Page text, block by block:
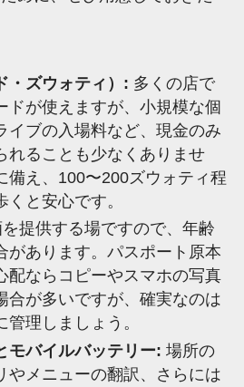
・ズウォティ）: 多くの店で
ドが使えますが、小規模な個
イブの入場料など、現金のみ
れることも少なくありませ
備え、100〜200ズウォティ程
と安心です。
提供する場ですので、年齢
があります。パスポート原本
配ならコピーやスマホの写真
合が多いですが、確実なのは
理しましょう。
モバイルバッテリー: 場所の
やメニューの翻訳、さらには